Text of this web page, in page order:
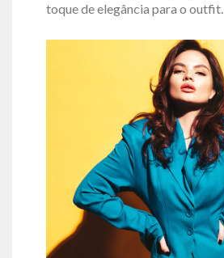
toque de elegância para o outfit.